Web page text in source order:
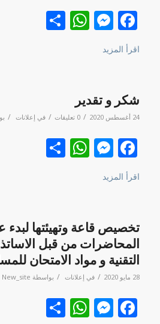
Facebook
Messenger
نشر
اقرأ المزيد
شكر و تقدير
24 أغسطس 2020 / 0 تعليقات / في إعلانات /
Facebook
Messenger
نشر
اقرأ المزيد
تخصيص قاعة وتهيئتها
المحاضرات من قبل
التقنية و مواد الامتحان
28 مايو 2020 / في إعلانات / بواسطة New_site
Facebook
Messenger
نشر